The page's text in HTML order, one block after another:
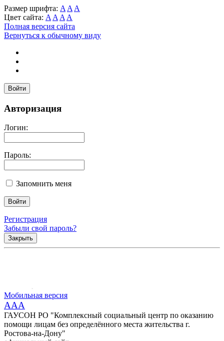
Размер шрифта: A A A
Цвет сайта: A A A A
Полная версия сайта
Вернуться к обычному виду
Войти
Авторизация
Логин:
Пароль:
Запомнить меня
Регистрация
Забыли свой пароль?
Закрыть
Мобильная версия
AAA
ГАУСОН РО "Комплексный социальный центр по оказанию
помощи лицам без определённого места жительства г.
Ростова-на-Дону"